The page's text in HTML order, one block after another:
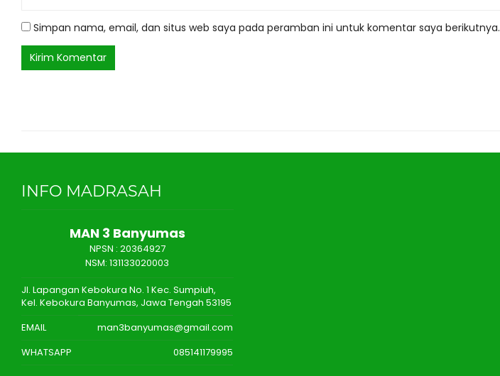
Simpan nama, email, dan situs web saya pada peramban ini untuk komentar saya berikutnya.
INFO MADRASAH
MAN 3 Banyumas
NPSN : 20364927
NSM: 131133020003
Jl. Lapangan Kebokura No. 1 Kec. Sumpiuh,
Kel. Kebokura Banyumas, Jawa Tengah 53195
EMAIL
man3banyumas@gmail.com
WHATSAPP
085141179995